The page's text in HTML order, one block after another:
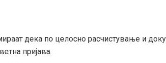
дека по целосно расчистување и
пријава.